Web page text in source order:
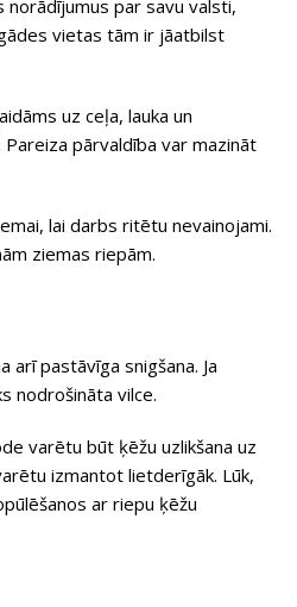
norādījumus par savu valsti,
vietas tām ir jāatbilst
uz ceļa, lauka un
pārvaldība var mazināt
lai darbs ritētu nevainojami.
ziemas riepām.
pastāvīga snigšana. Ja
nodrošināta vilce.
varētu būt ķēžu uzlikšana uz
izmantot lietderīgāk. Lūk,
ar riepu ķēžu